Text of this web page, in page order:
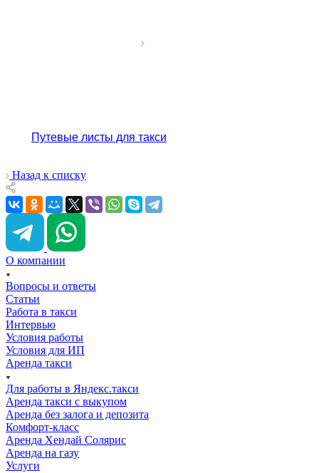
Путевые листы для такси
Назад к списку
О компании
Вопросы и ответы
Статьи
Работа в такси
Интервью
Условия работы
Условия для ИП
Аренда такси
Для работы в Яндекс.такси
Аренда такси с выкупом
Аренда без залога и депозита
Комфорт-класс
Аренда Хендай Солярис
Аренда на газу
Услуги